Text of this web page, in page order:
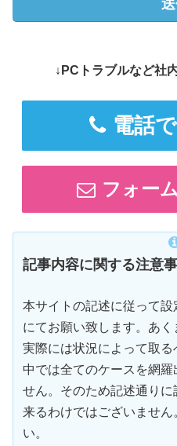
↓PCトラブルなど社
電話
フォー
記事内容に関する注意
本サイトの記述に従って
にてお願い致します。あく
実際には状況によって取
中では全てのケースを網
せん。そのため記述通り
来るわけではございませ
い。